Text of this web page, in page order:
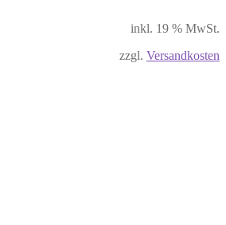
inkl. 19 % MwSt.
zzgl. Versandkosten